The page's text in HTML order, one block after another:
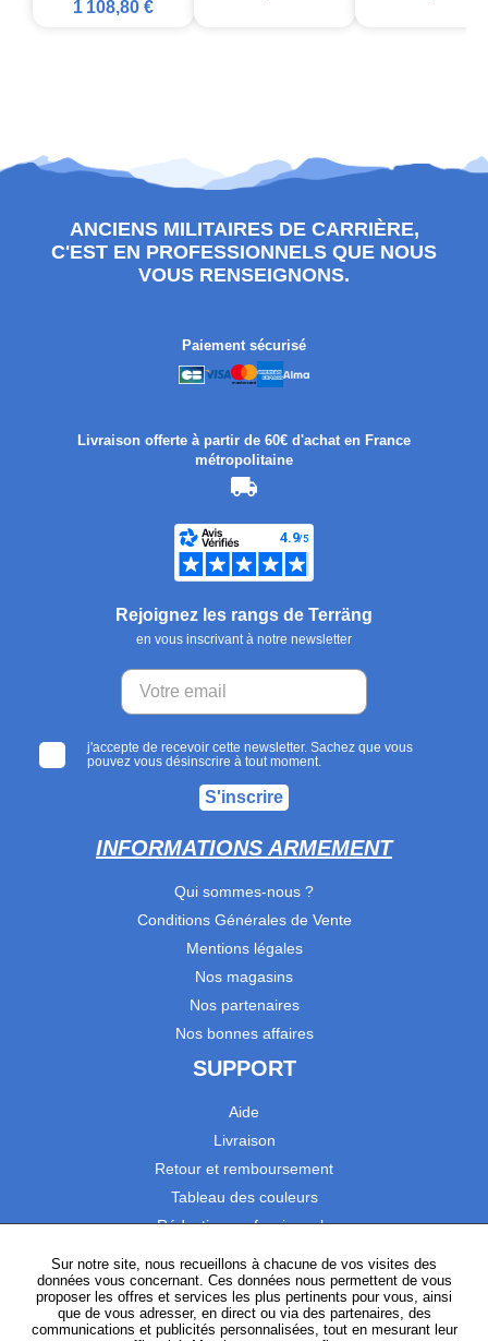
1 108,80 €
ANCIENS MILITAIRES DE CARRIÈRE,
C'EST EN PROFESSIONNELS QUE NOUS
VOUS RENSEIGNONS.
Paiement sécurisé
Livraison offerte à partir de 60€ d'achat en France
métropolitaine
Rejoignez les rangs de Terräng
en vous inscrivant à notre newsletter
j'accepte de recevoir cette newsletter. Sachez que vous
pouvez vous désinscrire à tout moment.
S'inscrire
INFORMATIONS ARMEMENT
Qui sommes-nous ?
Conditions Générales de Vente
Mentions légales
Nos magasins
Nos partenaires
Nos bonnes affaires
SUPPORT
Aide
Livraison
Retour et remboursement
Tableau des couleurs
Réduction professionnels
Catalogues
Satisfaction Clients
Sur notre site, nous recueillons à chacune de vos visites des
données vous concernant. Ces données nous permettent de vous
proposer les offres et services les plus pertinents pour vous, ainsi
que de vous adresser, en direct ou via des partenaires, des
communications et publicités personnalisées, tout en mesurant leur